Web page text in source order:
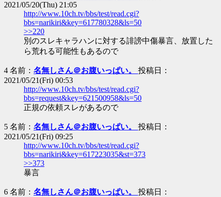
2021/05/20(Thu) 21:05
http://www.10ch.tv/bbs/test/read.cgi?
bbs=narikiri&key=617780328&ls=50
>>220
別のスレキャラハンに対する誹謗中傷暴言、放置した
ら荒れる可能性もあるので
4 名前： 名無しさん＠お腹いっぱい。 投稿日：
2021/05/21(Fri) 00:53
http://www.10ch.tv/bbs/test/read.cgi?
bbs=request&key=621500958&ls=50
正規の依頼スレがあるので
5 名前： 名無しさん＠お腹いっぱい。 投稿日：
2021/05/21(Fri) 09:25
http://www.10ch.tv/bbs/test/read.cgi?
bbs=narikiri&key=617223035&st=373
>>373
暴言
6 名前： 名無しさん＠お腹いっぱい。 投稿日：